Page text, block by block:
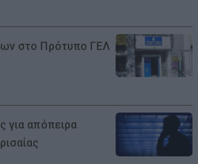
στο Πρότυπο ΓΕΛ
για απόπειρα